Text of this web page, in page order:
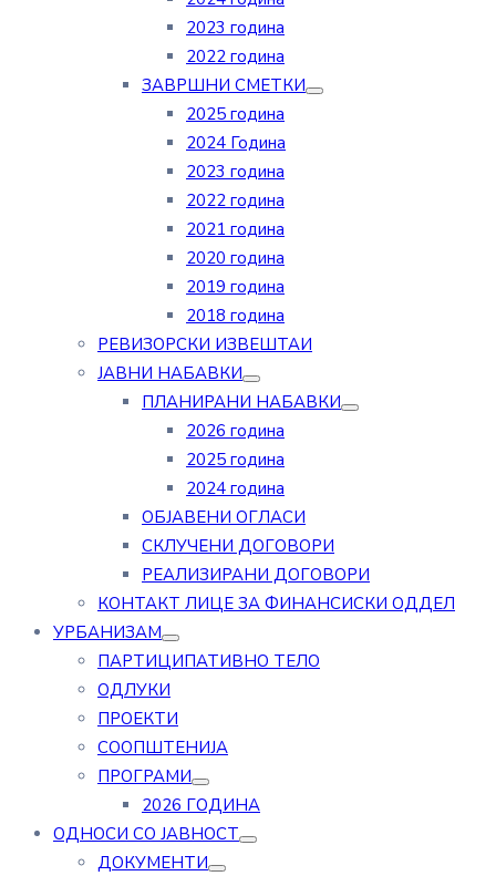
2023 година
2022 година
ЗАВРШНИ СМЕТКИ
2025 година
2024 Година
2023 година
2022 година
2021 година
2020 година
2019 година
2018 година
РЕВИЗОРСКИ ИЗВЕШТАИ
ЈАВНИ НАБАВКИ
ПЛАНИРАНИ НАБАВКИ
2026 година
2025 година
2024 година
ОБЈАВЕНИ ОГЛАСИ
СКЛУЧЕНИ ДОГОВОРИ
РЕАЛИЗИРАНИ ДОГОВОРИ
КОНТАКТ ЛИЦЕ ЗА ФИНАНСИСКИ ОДДЕЛ
УРБАНИЗАМ
ПАРТИЦИПАТИВНО ТЕЛО
ОДЛУКИ
ПРОЕКТИ
СООПШТЕНИЈА
ПРОГРАМИ
2026 ГОДИНА
ОДНОСИ СО ЈАВНОСТ
ДОКУМЕНТИ